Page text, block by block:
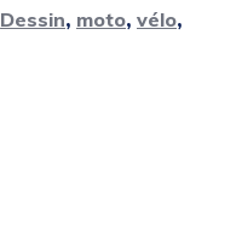
Dessin, moto, vélo,